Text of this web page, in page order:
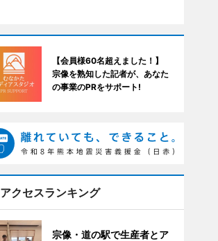
【会員様60名超えました！】
宗像を熟知した記者が、あなた
の事業のPRをサポート!
アクセスランキング
宗像・道の駅で生産者とア